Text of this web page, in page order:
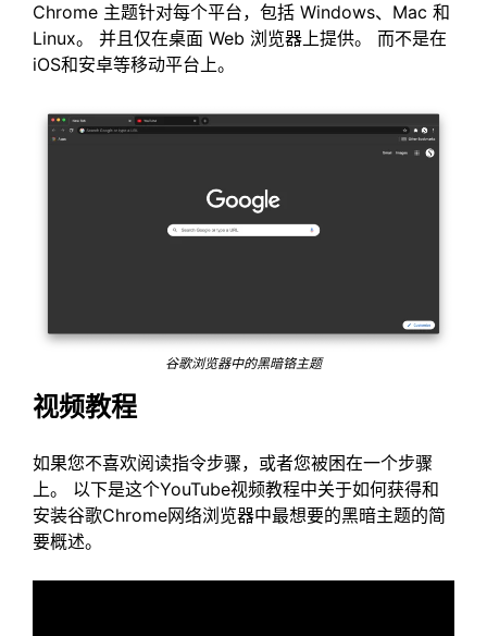
Chrome 主题针对每个平台，包括 Windows、Mac 和
Linux。 并且仅在桌面 Web 浏览器上提供。 而不是在
iOS和安卓等移动平台上。
谷歌浏览器中的黑暗铬主题
视频教程
如果您不喜欢阅读指令步骤，或者您被困在一个步骤
上。 以下是这个YouTube视频教程中关于如何获得和
安装谷歌Chrome网络浏览器中最想要的黑暗主题的简
要概述。